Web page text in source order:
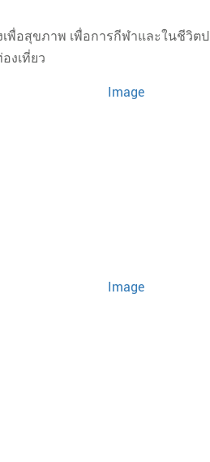
พื่อสุขภาพ เพื่อการกีฬาและในชีวิต
งเที่ยว